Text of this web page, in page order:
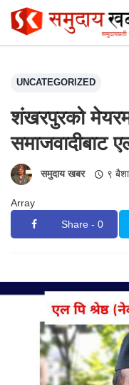
UNCATEGORIZED
शंखरपुरको
समाजवादीबाट
समुदाय खबर ९
Array
Share - 0